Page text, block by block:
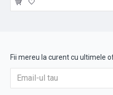
Fii mereu la curent cu ultimele